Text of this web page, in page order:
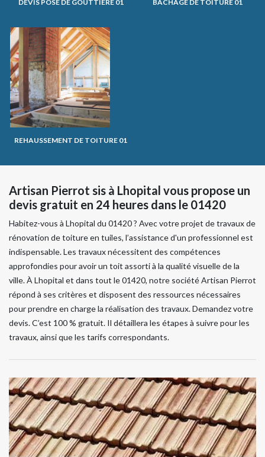
DEVIS POSE DE GOUTTIÈRE 01 BÂCHAGE DE TOITURE 01
REHAUSSEMENT DE TOITURE 01
Artisan Pierrot sis à Lhopital vous propose un
devis gratuit en 24 heures dans le 01420
Habitez-vous à Lhopital du 01420 ? Avec votre projet de travaux de
rénovation de toiture en tuiles, l’assistance d'un professionnel est
indispensable. Les travaux nécessitent des compétences
approfondies pour avoir un toit assorti à la qualité visuelle de la
ville. À Lhopital et dans tout le 01420, notre société Artisan Pierrot
répond à ses critères et disposent des ressources nécessaires
pour prendre en charge la réalisation des travaux. Demandez votre
devis. C’est 100 % gratuit. Il détaillera les étapes à suivre pour les
travaux, ainsi que les tarifs correspondants.